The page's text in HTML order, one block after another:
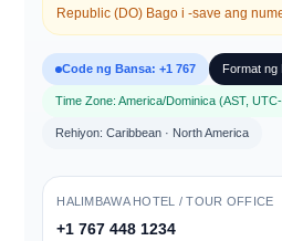
Republic (DO) Bago i -save ang
Code ng Bansa: +1 767 Format ng
Time Zone: America/Dominica (AST,
Rehiyon: Caribbean · North America
HALIMBAWA HOTEL / TOUR OFFICE
+1 767 448 1234